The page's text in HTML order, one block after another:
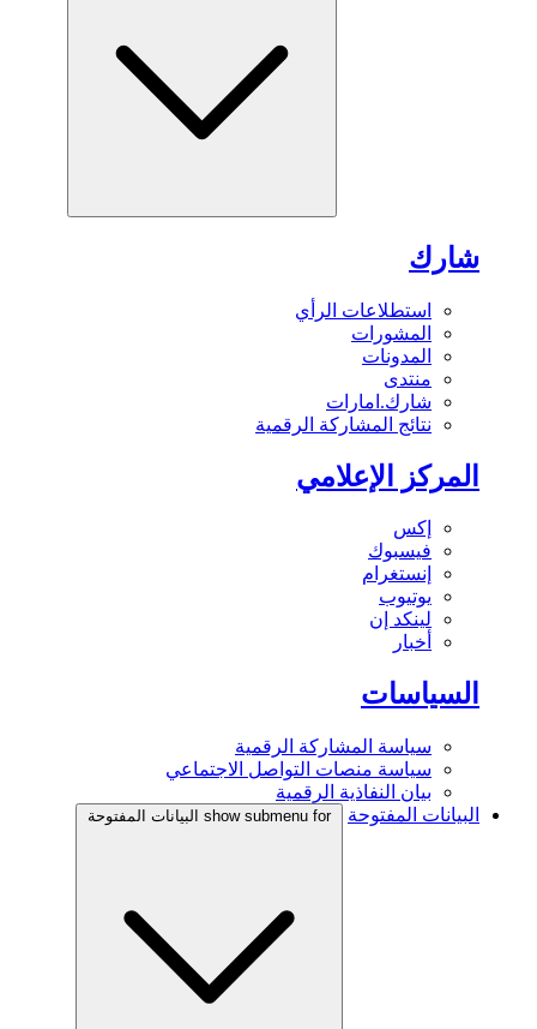
شارك
استطلاعات الرأي
المشورات
المدونات
منتدى
شارك.امارات
نتائج المشاركة الرقمية
المركز الإعلامي
إكس
فيسبوك
إنستغرام
يوتيوب
لينكد إن
أخبار
السياسات
سياسة المشاركة الرقمية
سياسة منصات التواصل الاجتماعي
بيان النفاذية الرقمية
البيانات المفتوحة
show submenu for البيانات المفتوحة